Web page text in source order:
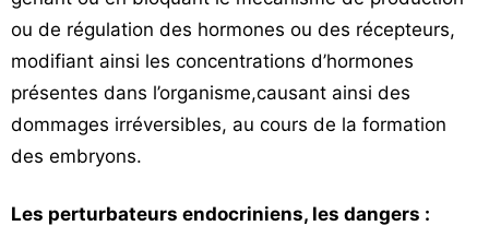
ou de régulation des hormones ou des récepteurs,
modifiant ainsi les concentrations d’hormones
présentes dans l’organisme,causant ainsi des
dommages irréversibles, au cours de la formation
des embryons.
Les perturbateurs endocriniens, les dangers :